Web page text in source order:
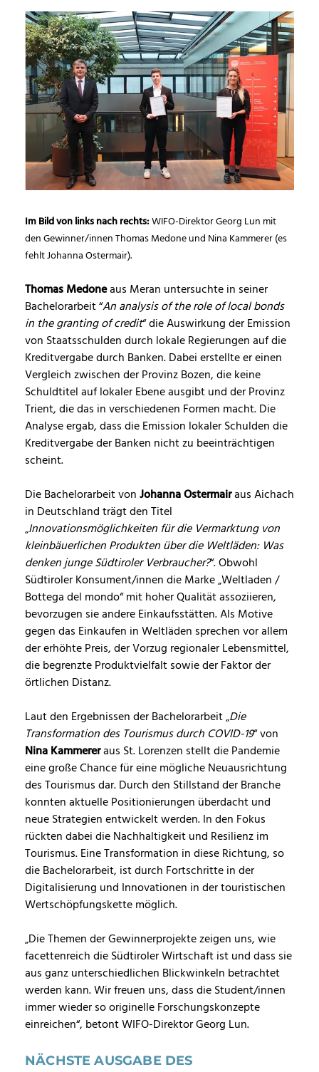
Im Bild von links nach rechts:WIFO-Direktor Georg Lun mit
den Gewinner/innen Thomas Medone und Nina Kammerer (es
fehlt Johanna Ostermair).
Thomas Medoneaus Meran untersuchte in seiner
Bachelorarbeit “An analysis of the role of local bonds
in the granting of credit“ die Auswirkung der Emission
von Staatsschulden durch lokale Regierungen auf die
Kreditvergabe durch Banken. Dabei erstellte er einen
Vergleich zwischen der Provinz Bozen, die keine
Schuldtitel auf lokaler Ebene ausgibt und der Provinz
Trient, die das in verschiedenen Formen macht. Die
Analyse ergab, dass die Emission lokaler Schulden die
Kreditvergabe der Banken nicht zu beeinträchtigen
scheint.
Die Bachelorarbeit vonJohanna Ostermairaus Aichach
in Deutschland trägt den Titel
„Innovationsmöglichkeiten für die Vermarktung von
kleinbäuerlichen Produkten über die Weltläden: Was
denken junge Südtiroler Verbraucher?“. Obwohl
Südtiroler Konsument/innen die Marke „Weltladen /
Bottega del mondo“ mit hoher Qualität assoziieren,
bevorzugen sie andere Einkaufsstätten. Als Motive
gegen das Einkaufen in Weltläden sprechen vor allem
der erhöhte Preis, der Vorzug regionaler Lebensmittel,
die begrenzte Produktvielfalt sowie der Faktor der
örtlichen Distanz.
Laut den Ergebnissen der Bachelorarbeit „Die
Transformation des Tourismus durch COVID-19“ von
Nina Kammereraus St. Lorenzen stellt die Pandemie
eine große Chance für eine mögliche Neuausrichtung
des Tourismus dar. Durch den Stillstand der Branche
konnten aktuelle Positionierungen überdacht und
neue Strategien entwickelt werden. In den Fokus
rückten dabei die Nachhaltigkeit und Resilienz im
Tourismus. Eine Transformation in diese Richtung, so
die Bachelorarbeit, ist durch Fortschritte in der
Digitalisierung und Innovationen in der touristischen
Wertschöpfungskette möglich.
„Die Themen der Gewinnerprojekte zeigen uns, wie
facettenreich die Südtiroler Wirtschaft ist und dass sie
aus ganz unterschiedlichen Blickwinkeln betrachtet
werden kann. Wir freuen uns, dass die Student/innen
immer wieder so originelle Forschungskonzepte
einreichen“, betont WIFO-Direktor Georg Lun.
NÄCHSTE AUSGABE DES